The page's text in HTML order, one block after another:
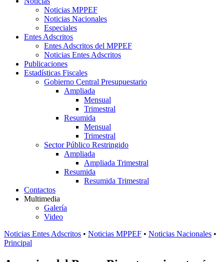
Noticias MPPEF
Noticias Nacionales
Especiales
Entes Adscritos
Entes Adscritos del MPPEF
Noticias Entes Adscritos
Publicaciones
Estadísticas Fiscales
Gobierno Central Presupuestario
Ampliada
Mensual
Trimestral
Resumida
Mensual
Trimestral
Sector Público Restringido
Ampliada
Ampliada Trimestral
Resumida
Resumida Trimestral
Contactos
Multimedia
Galería
Video
Noticias Entes Adscritos • Noticias MPPEF • Noticias Nacionales •
Principal